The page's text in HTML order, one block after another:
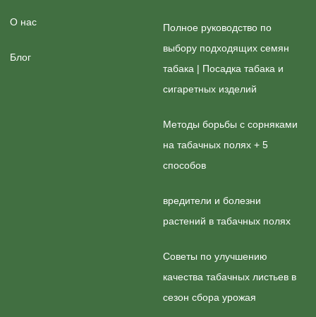
О нас
Блог
Полное руководство по
выбору подходящих семян
табака | Посадка табака и
сигаретных изделий
Методы борьбы с сорняками
на табачных полях + 5
способов
вредители и болезни
растений в табачных полях
Советы по улучшению
качества табачных листьев в
сезон сбора урожая